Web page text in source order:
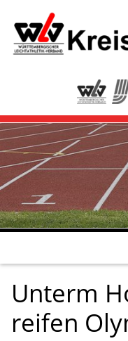
Unterm
reifen